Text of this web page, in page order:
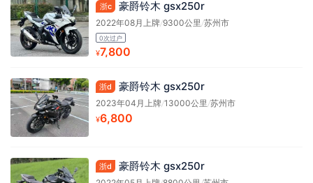
浙c 豪爵铃木 gsx250r
2022年08月上牌/9300公里/苏州市
0次过户
¥7,800
浙d 豪爵铃木 gsx250r
2023年04月上牌/13000公里 /苏州市
¥6,800
浙d 豪爵铃木 gsx250r